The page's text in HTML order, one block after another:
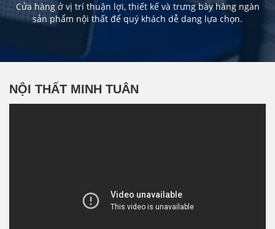
Cửa hàng ở vị trí thuận lợi, thiết kế và trưng bày hàng ngàn
sản phẩm nội thất để quý khách dễ dang lựa chọn.
NỘI THẤT MINH TUÂN